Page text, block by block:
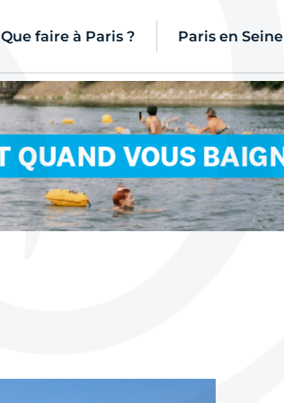
Que faire à Paris ? Paris en Seine